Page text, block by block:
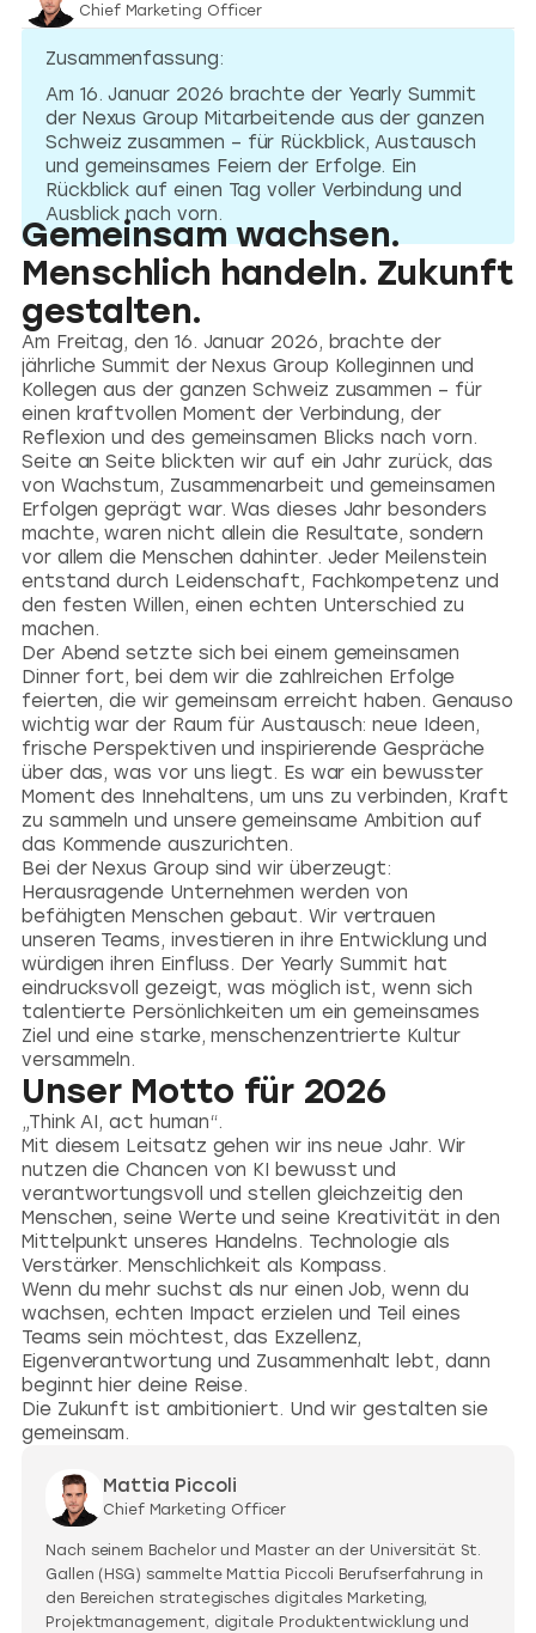
Chief Marketing Officer
Zusammenfassung:
Am 16. Januar 2026 brachte der Yearly Summit
der Nexus Group Mitarbeitende aus der ganzen
Schweiz zusammen – für Rückblick, Austausch
und gemeinsames Feiern der Erfolge. Ein
Rückblick auf einen Tag voller Verbindung und
Ausblick nach vorn.
Gemeinsam wachsen.
Menschlich handeln. Zukunft
gestalten.
Am Freitag, den 16. Januar 2026, brachte der
jährliche Summit der Nexus Group Kolleginnen und
Kollegen aus der ganzen Schweiz zusammen – für
einen kraftvollen Moment der Verbindung, der
Reflexion und des gemeinsamen Blicks nach vorn.
Seite an Seite blickten wir auf ein Jahr zurück, das
von Wachstum, Zusammenarbeit und gemeinsamen
Erfolgen geprägt war. Was dieses Jahr besonders
machte, waren nicht allein die Resultate, sondern
vor allem die Menschen dahinter. Jeder Meilenstein
entstand durch Leidenschaft, Fachkompetenz und
den festen Willen, einen echten Unterschied zu
machen.
Der Abend setzte sich bei einem gemeinsamen
Dinner fort, bei dem wir die zahlreichen Erfolge
feierten, die wir gemeinsam erreicht haben. Genauso
wichtig war der Raum für Austausch: neue Ideen,
frische Perspektiven und inspirierende Gespräche
über das, was vor uns liegt. Es war ein bewusster
Moment des Innehaltens, um uns zu verbinden, Kraft
zu sammeln und unsere gemeinsame Ambition auf
das Kommende auszurichten.
Bei der Nexus Group sind wir überzeugt:
Herausragende Unternehmen werden von
befähigten Menschen gebaut. Wir vertrauen
unseren Teams, investieren in ihre Entwicklung und
würdigen ihren Einfluss. Der Yearly Summit hat
eindrucksvoll gezeigt, was möglich ist, wenn sich
talentierte Persönlichkeiten um ein gemeinsames
Ziel und eine starke, menschenzentrierte Kultur
versammeln.
Unser Motto für 2026
„Think AI, act human“.
Mit diesem Leitsatz gehen wir ins neue Jahr. Wir
nutzen die Chancen von KI bewusst und
verantwortungsvoll und stellen gleichzeitig den
Menschen, seine Werte und seine Kreativität in den
Mittelpunkt unseres Handelns. Technologie als
Verstärker. Menschlichkeit als Kompass.
Wenn du mehr suchst als nur einen Job, wenn du
wachsen, echten Impact erzielen und Teil eines
Teams sein möchtest, das Exzellenz,
Eigenverantwortung und Zusammenhalt lebt, dann
beginnt hier deine Reise.
Die Zukunft ist ambitioniert. Und wir gestalten sie
gemeinsam.
Mattia Piccoli
Chief Marketing Officer
Nach seinem Bachelor und Master an der Universität St.
Gallen (HSG) sammelte Mattia Piccoli Berufserfahrung in
den Bereichen strategisches digitales Marketing,
Projektmanagement, digitale Produktentwicklung und